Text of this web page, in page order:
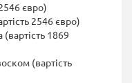
євро)
2546 євро)
(вартість 1869
(вартість